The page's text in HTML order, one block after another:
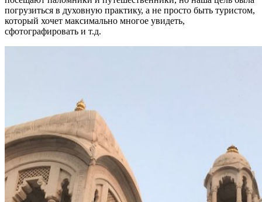
погрузиться в духовную практику, а не просто быть туристом,
который хочет максимально многое увидеть,
сфотографировать и т.д.